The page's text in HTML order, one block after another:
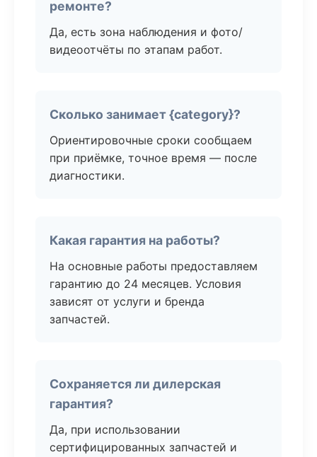
ремонте?
Да, есть зона наблюдения и фото/
видеоотчёты по этапам работ.
Сколько занимает {category}?
Ориентировочные сроки сообщаем
при приёмке, точное время — после
диагностики.
Какая гарантия на работы?
На основные работы предоставляем
гарантию до 24 месяцев. Условия
зависят от услуги и бренда
запчастей.
Сохраняется ли дилерская
гарантия?
Да, при использовании
сертифицированных запчастей и